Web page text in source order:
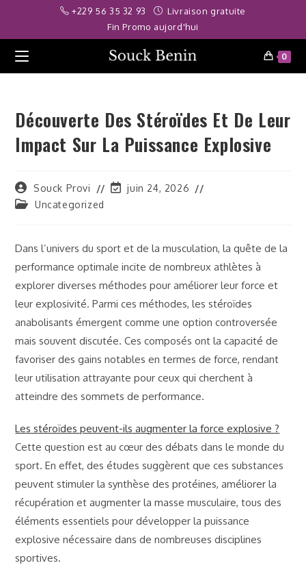
deneme bonusu Deneme bonusu veren siteler 2026
content
+229 56 35 32 93
Livraison gratuite
Fin Promo aujord'hui
0
Découverte Des Stéroïdes Et De Leur
Impact Sur La Puissance Explosive
Auteur/autrice
de
Souck Provi
Dernière
juin 24, 2026
PostUncategorized
Dans l’univers du sport et de la musculation, la quête de la
performance optimale incite de nombreux athlètes à
explorer diverses méthodes pour améliorer leur force et
leur explosivité. Parmi ces méthodes, les stéroïdes
anabolisants émergent comme une option controversée
mais souvent discutée. Ces composés ont la capacité de
favoriser des gains notables en termes de force, rendant
leur utilisation attrayante pour ceux qui cherchent à
atteindre des sommets de performance.
Les stéroïdes peuvent-ils augmenter la force explosive ?
Cette question est au cœur des débats dans le monde du
sport. En effet, des études suggèrent que ces substances
peuvent stimuler la synthèse des protéines, améliorer la
récupération et augmenter la masse musculaire, tous des
éléments essentiels pour développer la puissance
explosive nécessaire dans de nombreuses disciplines
sportives.